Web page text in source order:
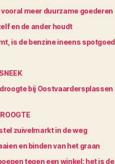
meer duurzame goederen
en de ander houdt
is de benzine ineens
bij Oostvaardersplassen
zuivelmarkt in de weg
en binden van het graan
tegen een winkel: het is de